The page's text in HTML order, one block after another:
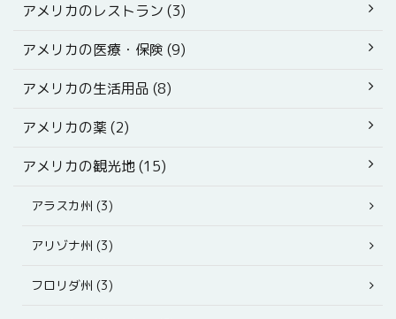
アメリカのレストラン (3)
アメリカの医療・保険 (9)
アメリカの生活用品 (8)
アメリカの薬 (2)
アメリカの観光地 (15)
アラスカ州 (3)
アリゾナ州 (3)
フロリダ州 (3)